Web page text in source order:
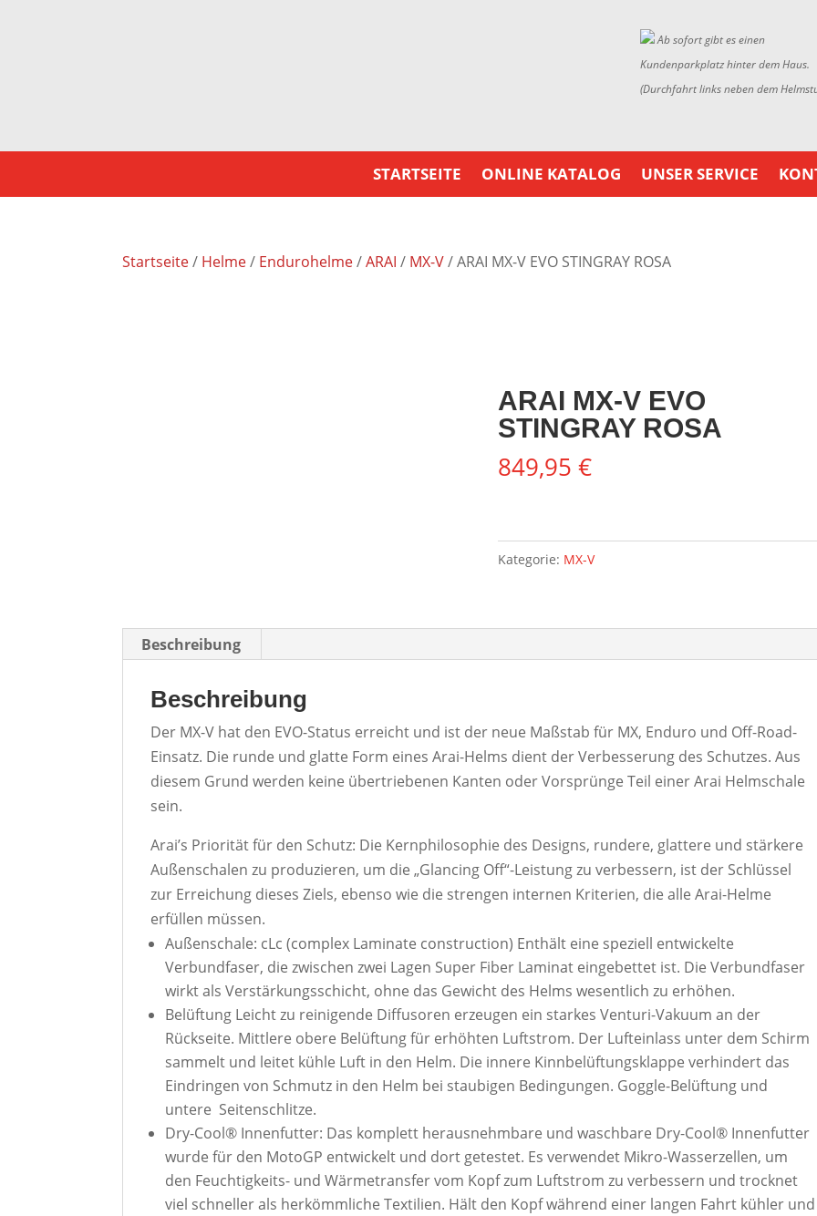
Ab sofort gibt es einen
Kundenparkplatz hinter dem Haus.
(Durchfahrt links neben dem
STARTSEITE ONLINE KATALOG UNSER SERVICE
Startseite/ Helme/ Endurohelme/ARAI / MX-V/ ARAI MX-V EVO STINGRAY ROSA
ARAI MX-V EVO
STINGRAY ROSA
849,95€
Kategorie: MX-V
Beschreibung
Beschreibung
Der MX-V hat den EVO-Status erreicht und ist der neue Maßstab für MX, Enduro und Off-Road-
Einsatz. Die runde und glatte Form eines Arai-Helms dient der Verbesserung des Schutzes. Aus
diesem Grund werden keine übertriebenen Kanten oder Vorsprünge Teil einer Arai Helmschale
sein.
Arai’s Priorität für den Schutz: Die Kernphilosophie des Designs, rundere, glattere und stärkere
Außenschalen zu produzieren, um die „Glancing Off“-Leistung zu verbessern, ist der Schlüssel
zur Erreichung dieses Ziels, ebenso wie die strengen internen Kriterien, die alle Arai-Helme
erfüllen müssen.
Außenschale: cLc (complex Laminate construction) Enthält eine speziell entwickelte
Verbundfaser, die zwischen zwei Lagen Super Fiber Laminat eingebettet ist. Die Verbundfaser
wirkt als Verstärkungsschicht, ohne das Gewicht des Helms wesentlich zu erhöhen.
Belüftung Leicht zu reinigende Diffusoren erzeugen ein starkes Venturi-Vakuum an der
Rückseite. Mittlere obere Belüftung für erhöhten Luftstrom. Der Lufteinlass unter dem Schirm
sammelt und leitet kühle Luft in den Helm. Die innere Kinnbelüftungsklappe verhindert das
Eindringen von Schmutz in den Helm bei staubigen Bedingungen. Goggle-Belüftung und
untere Seitenschlitze.
Dry-Cool® Innenfutter: Das komplett herausnehmbare und waschbare Dry-Cool® Innenfutter
wurde für den MotoGP entwickelt und dort getestet. Es verwendet Mikro-Wasserzellen, um
den Feuchtigkeits- und Wärmetransfer vom Kopf zum Luftstrom zu verbessern und trocknet
viel schneller als herkömmliche Textilien. Hält den Kopf während einer langen Fahrt kühler und